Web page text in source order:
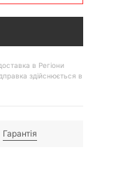
в Регіони
здійснюється в
Гарантія